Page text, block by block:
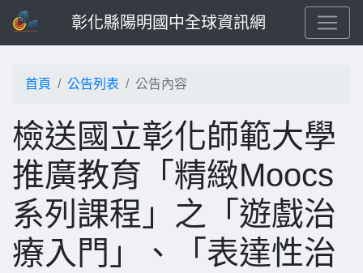
彰化縣陽明國中全球資訊網
首頁 公告列表 公告內容
檢送國立彰化師範大學
推廣教育「精緻Moocs
系列課程」之「遊戲治
療入門」、「表達性治